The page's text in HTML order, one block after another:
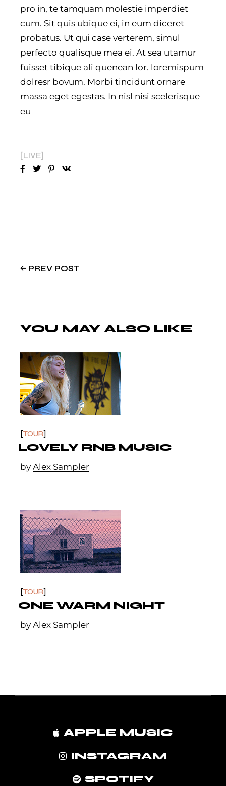
pro in, te tamquam molestie imperdiet
cum. Sit quis ubique ei, in eum diceret
probatus. Ut qui case verterem, simul
perfecto qualisque mea ei. At sea utamur
fuisset tibique ali quenean lor. loremispum
dolresr bovum. Morbi tincidunt ornare
massa eget egestas. In nisl nisi scelerisque
eu
LIVE
PREV POST
YOU MAY ALSO LIKE
TOUR
LOVELY RNB MUSIC
byAlex Sampler
TOUR
ONE WARM NIGHT
byAlex Sampler
APPLE MUSIC
INSTAGRAM
SPOTIFY